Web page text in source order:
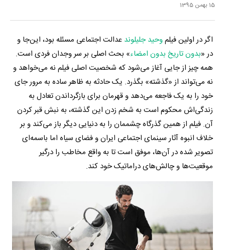
15 بهمن 1395
اگر در اولین فیلموحید جلیلوند عدالت اجتماعی مسئله بود، این‌جا و
در «بدون تاریخ بدون امضاء» بحث اصلی بر سر وجدان فردی است.
همه چیز از جایی آغاز می‌شود که شخصیت اصلی فیلم نه می‌خواهد و
نه می‌تواند از «گذشته» بگذرد. یک حادثه به ظاهر ساده به مرور جای
خود را به یک فاجعه می‌دهد و قهرمان برای بازگرداندن تعادل به
زندگی‌اش محکوم است به شخم زدن این گذشته، به نبش قبر کردن
آن. فیلم از همین گذرگاه چشممان را به دنیایی دیگر باز می‌کند و بر
خلاف انبوه آثار سینمای اجتماعی ایران و فضای سیاه اما باسمه‌ای
تصویر شده در آن‌ها، موفق است تا به واقع مخاطب را درگیر
موقعیت‌ها و چالش‌های دراماتیک خود کند.